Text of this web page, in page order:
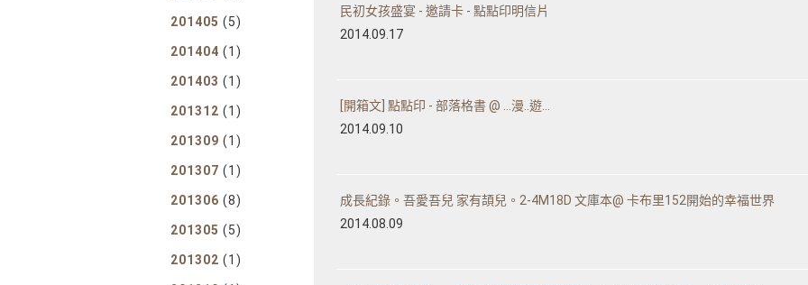
201405 (5)
201404 (1)
201403 (1)
201312 (1)
201309 (1)
201307 (1)
201306 (8)
201305 (5)
201302 (1)
民初女孩盛宴 - 邀請卡 - 點點印明信片
2014.09.17
[開箱文] 點點印 - 部落格書 @ …漫‥遊…
2014.09.10
成長紀錄。吾愛吾兒 家有頡兒。2-4M18D 文庫本@ 卡布里152開始的幸福世界
2014.08.09